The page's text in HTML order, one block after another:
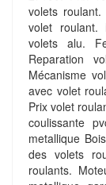
volets
volet roulant.
volets alu.
Reparation
Mécanisme
avec volet
Prix volet
coulissante
metallique
des volets
roulants.